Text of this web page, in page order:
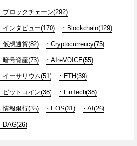
ブロックチェーン(292)
インタビュー(170) Blockchain(129)
仮想通貨(82) Cryptocurrency(75)
暗号資産(73) AIreVOICE(55)
イーサリウム(51) ETH(39)
ビットコイン(38) FinTech(38)
情報銀行(35) EOS(31) AI(26)
DAG(26)